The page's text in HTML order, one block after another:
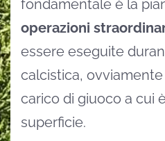
fondamentale è la
operazioni
essere eseguite
calcistica,
carico di giuoco a cui
superficie.